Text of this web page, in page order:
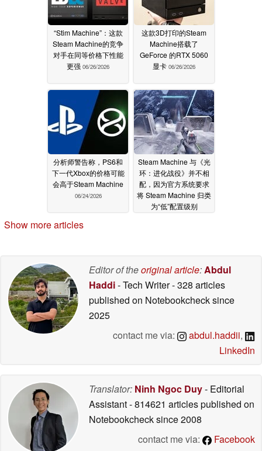
“Stim Machine”：这款
Steam Machine的竞争
对手在同等价格下性能
更强 06/26/2026
这款3D打印的Steam
Machine搭载了
GeForce 的RTX 5060
显卡 06/26/2026
分析师警告称，PS6和
下一代Xbox的价格可能
会高于Steam Machine
06/24/2026
Steam Machine 与《光
环：进化战役》并不相
配，因为官方系统要求
将 Steam Machine 归类
为“低”配置级别
Show more articles
Editor of theoriginal article:Abdul
Haddi- Tech Writer- 328 articles
published on Notebookchecksince
2025
contact me via:
abdul.haddii,
LinkedIn
Translator: Ninh Ngoc Duy- Editorial
Assistant- 814621 articles published on
Notebookchecksince 2008
contact me via:
Facebook